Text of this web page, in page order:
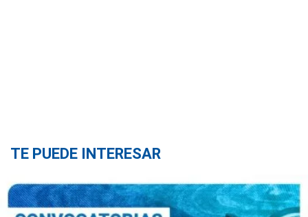
TE PUEDE INTERESAR